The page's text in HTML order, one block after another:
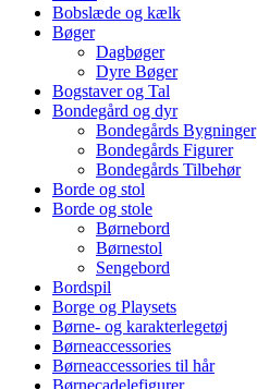
Bobslæde og kælk
Bøger
Dagbøger
Dyre Bøger
Bogstaver og Tal
Bondegård og dyr
Bondegårds Bygninger
Bondegårds Figurer
Bondegårds Tilbehør
Borde og stol
Borde og stole
Børnebord
Børnestol
Sengebord
Bordspil
Borge og Playsets
Børne- og karakterlegetøj
Børneaccessories
Børneaccessories til hår
Børnecadelefigurer